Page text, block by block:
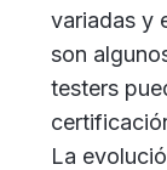
variadas y
son
testers
La